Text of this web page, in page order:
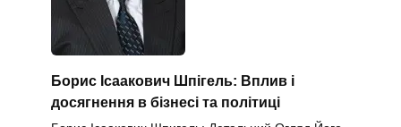
Борис Ісаакович Шпігель: Вплив і
досягнення в бізнесі та політиці